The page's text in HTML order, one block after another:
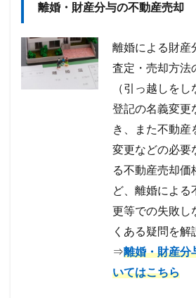
離婚・財産分与の不動産売却
離婚による財産
査定・売却方法
（引っ越しを
登記の名義変更
き、また不動産
変更などの必要
る不動産売却価
ど、離婚による
更等での失敗し
くある疑問を解
⇒離婚・財産分
いてはこちら